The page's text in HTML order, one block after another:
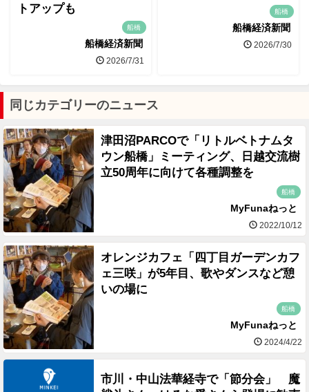
トアップも
船橋
船橋経済新聞
2026/7/31
船橋
船橋経済新聞
2026/7/30
同じカテゴリーのニュース
津田沼PARCOで「リトルベトナムタ
ウン船橋」ミーティング、日越交流樹
立50周年に向けて各種調整を
船橋
MyFunaねっと
2022/10/12
オレンジカフェ「四丁目ガーデンカフ
ェ三咲」が5年目、歌やダンスなど憩
いの場に
船橋
MyFunaねっと
2024/4/22
市川・中山法華経寺で「節分会」 魔